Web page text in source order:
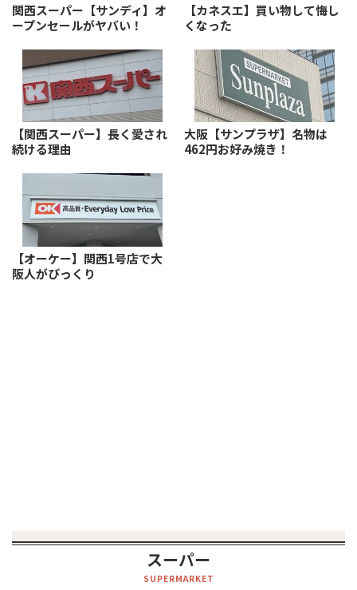
関西スーパー【サンディ】オ
ープンセールがヤバい！
【カネスエ】買い物して悔し
くなった
【関西スーパー】長く愛され
続ける理由
大阪【サンプラザ】名物は
462円お好み焼き！
【オーケー】関西1号店で大
阪人がびっくり
スーパー
SUPERMARKET